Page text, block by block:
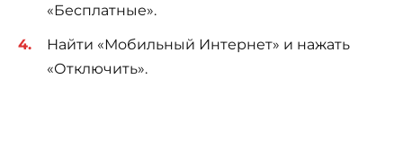
«Бесплатные».
Найти «Мобильный Интернет» и нажать
«Отключить».